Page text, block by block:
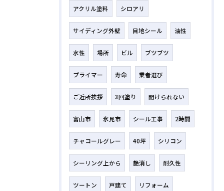
アクリル塗料 シロアリ
サイディング外壁 目地シール 油性
水性 場所 ビル ブツブツ
プライマー 寿命 業者選び
ご近所挨拶 3回塗り 開けられない
富山市 氷見市 シール工事 2時間
チャコールグレー 40坪 シリコン
シーリング上から 艶消し 耐久性
ツートン 戸建て リフォーム